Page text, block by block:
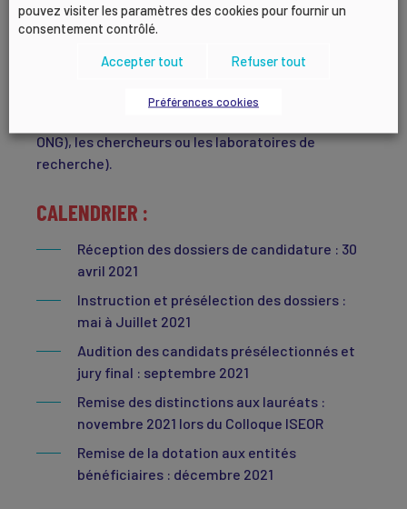
jusqu’à 10 000 euros, pouvant être réparties entre
plusieurs lauréats. Les lauréats choisiront, en
accord avec la Fondation
recevoir la dotation financière liée au prix comme
ONG), les chercheurs ou les laboratoires de
recherche).
CALENDRIER :
Réception des dossiers de candidature : 30
avril 2021
Instruction et présélection des dossiers :
mai à Juillet 2021
Audition des candidats présélectionnés et
jury final : septembre 2021
Remise des distinctions aux lauréats :
novembre 2021 lors du Colloque ISEOR
Remise de la dotation aux entités
bénéficiaires : décembre 2021
pouvez visiter les paramètres des cookies pour fournir un
consentement contrôlé.
Accepter tout Refuser tout
Préférences cookies